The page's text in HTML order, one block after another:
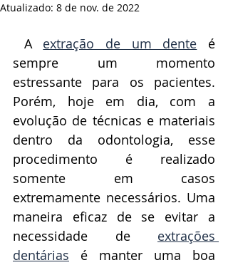
Atualizado: 8 de nov. de 2022
A extração de um dente é
sempre um momento
estressante para os pacientes.
Porém, hoje em dia, com a
evolução de técnicas e materiais
dentro da odontologia, esse
procedimento é realizado
somente em casos
extremamente necessários. Uma
maneira eficaz de se evitar a
necessidade de extrações
dentárias é manter uma boa